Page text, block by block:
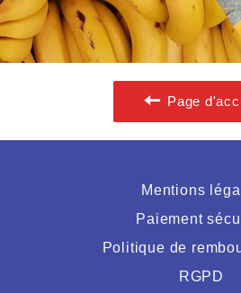
Page
Mentions
Paiement
Politique de
RGPD